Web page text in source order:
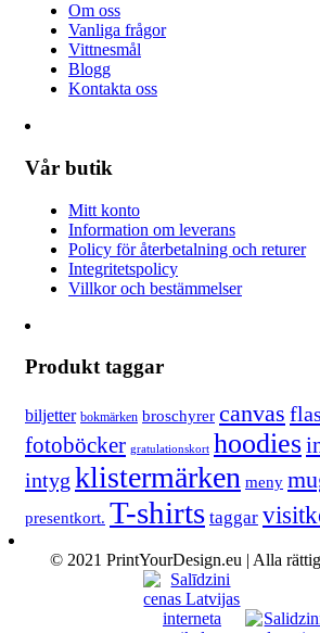
Om oss
Vanliga frågor
Vittnesmål
Blogg
Kontakta oss
Vår butik
Mitt konto
Information om leverans
Policy för återbetalning och returer
Integritetspolicy
Villkor och bestämmelser
Produkt taggar
biljetter bokmärken broschyrer canvas
fotoböcker gratulationskort hoodies
intyg klistermärken meny
presentkort. T-shirts taggar
© 2021 PrintYourDesign.eu | Alla